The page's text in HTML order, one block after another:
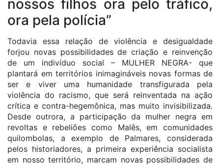
nossos filhos ora pelo tráfico,
ora pela polícia”
Todavia essa relação de violência e desigualdade
forjou novas possibilidades de criação e reinvenção
de um indivíduo social – MULHER NEGRA- que
plantará em territórios inimagináveis novas formas de
ser e viver uma humanidade transfigurada pela
violência do racismo, que será reinventada na ação
crítica e contra-hegemônica, mas muito invisibilizada.
Desde outrora, a participação da mulher negra em
revoltas e rebeliões como Malês, em comunidades
quilombolas, a exemplo de Palmares, considerada
pelos historiadores, a primeira experiência socialista
em nosso território, marcam novas possibilidades de